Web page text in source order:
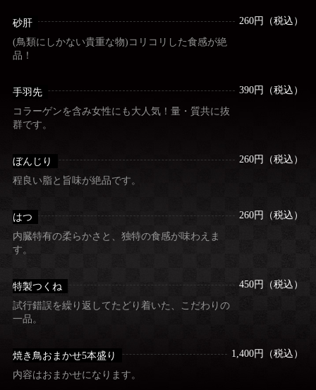
砂肝
(鳥類にしかない貴重な物)コリコリした食感が絶
品！
260円（税込）
手羽先
コラーゲンを含み女性にも大人気！量・質共に抜
群です。
390円（税込）
ぼんじり
程良い脂と旨味が絶品です。
260円（税込）
はつ
内臓特有の柔らかさと、独特の食感が味わえま
す。
260円（税込）
特製つくね
試行錯誤を繰り返してたどり着いた、こだわりの
一品。
450円（税込）
焼き鳥おまかせ5本盛り
内容はおまかせになります。
1,400円（税込）